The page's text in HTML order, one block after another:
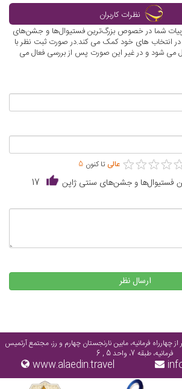
نظرات کاربران
شما در خصوص بزرگ‌ترین فستیوال‌ها و جشن‌های
در انتخاب های خود کمک می کند.در صورت ثبت نظر با
می شود و در غیر این صورت پس از بررسی فعال می
★★★★
★★★★ عالی تا کنون 5
فستیوال‌ها و جشن‌های سنتی ژاپن 17
ارسال نظر
از چهارراه فرمانیه، مابین نارنجستان چهارم و رز، مجتمع آرتمیس
فرمانیه، طبقه 7، واحد 5 , 6
www.alaedin.travel